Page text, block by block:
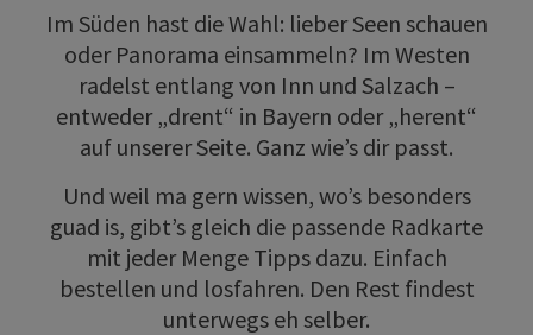
Im Süden hast die Wahl: lieber Seen schauen
oder Panorama einsammeln? Im Westen
radelst entlang von Inn und Salzach –
entweder „drent“ in Bayern oder „herent“
auf unserer Seite. Ganz wie’s dir passt.
Und weil ma gern wissen, wo’s besonders
guad is, gibt’s gleich die passende Radkarte
mit jeder Menge Tipps dazu. Einfach
bestellen und losfahren. Den Rest findest
unterwegs eh selber.